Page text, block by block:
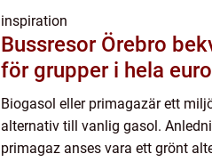
inspiration
Bussresor Örebro bekväma resor
för grupper i hela
Biogasol eller primagazär ett
alternativ till vanlig gasol.
primagaz anses vara ett grönt